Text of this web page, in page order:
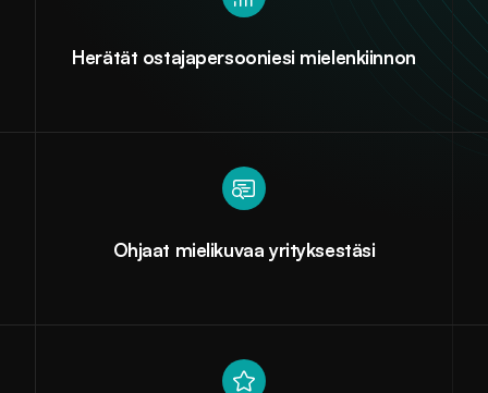
Herätät ostajapersooniesi mielenkiinnon
Ohjaat mielikuvaa yrityksestäsi